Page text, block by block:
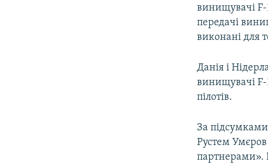
винищувачі F-
передачі
виконані для
Данія і
винищувачі F-
пілотів.
За
Рустем
партнерами».